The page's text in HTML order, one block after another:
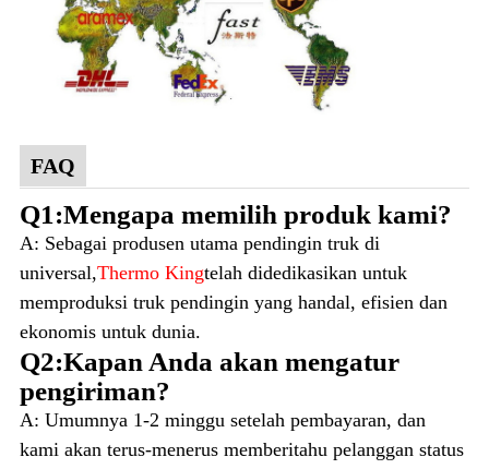
FAQ
Q1:Mengapa memilih produk kami?
A: Sebagai produsen utama pendingin truk di
universal,Thermo Kingtelah didedikasikan untuk
memproduksi truk pendingin yang handal, efisien dan
ekonomis untuk dunia.
Q2:Kapan Anda akan mengatur
pengiriman?
A: Umumnya 1-2 minggu setelah pembayaran, dan
kami akan terus-menerus memberitahu pelanggan status